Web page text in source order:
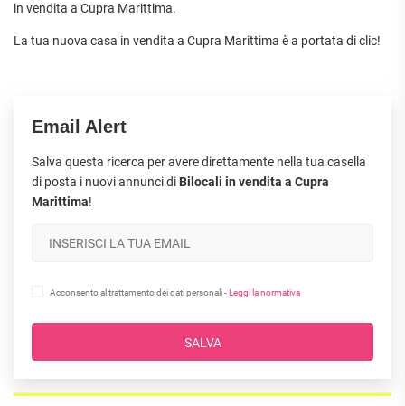
in vendita a Cupra Marittima.
La tua nuova casa in vendita a Cupra Marittima è a portata di clic!
Email Alert
Salva questa ricerca per avere direttamente nella tua casella
di posta i nuovi annunci di Bilocali in vendita a Cupra
Marittima!
Acconsento al trattamento dei dati personali -Leggi la normativa
SALVA